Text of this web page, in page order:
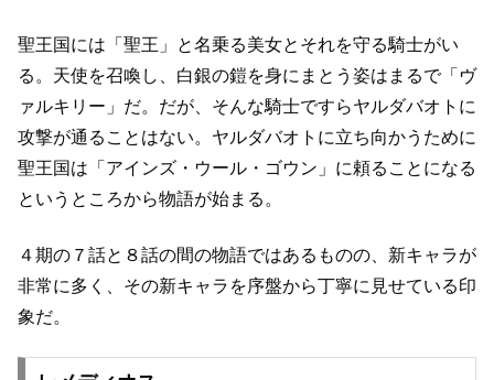
聖王国には「聖王」と名乗る美女とそれを守る騎士がい
る。 天使を召喚し、白銀の鎧を身にまとう姿はまるで「ヴ
ァルキリー」だ。 だが、そんな騎士ですらヤルダバオトに
攻撃が通ることはない。 ヤルダバオトに立ち向かうために
聖王国は「アインズ・ウール・ゴウン」に頼ることになる
というところから物語が始まる。
４期の７話と８話の間の物語ではあるものの、 新キャラが
非常に多く、その新キャラを序盤から丁寧に見せている印
象だ。